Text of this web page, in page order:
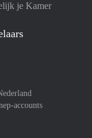
je Kamer
accounts